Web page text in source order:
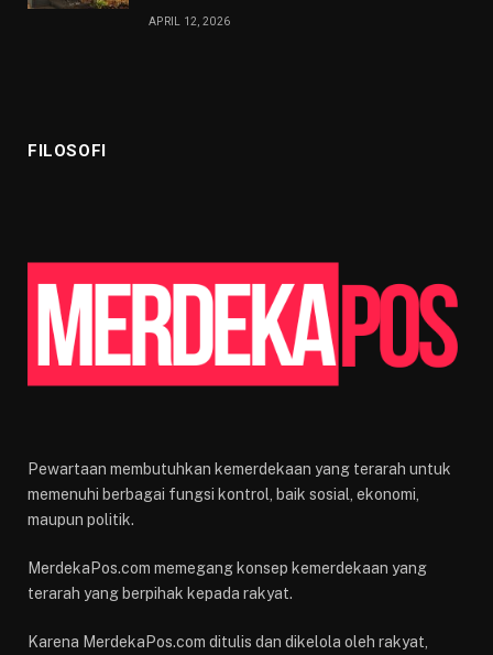
APRIL 12, 2026
FILOSOFI
Pewartaan membutuhkan kemerdekaan yang terarah untuk
memenuhi berbagai fungsi kontrol, baik sosial, ekonomi,
maupun politik.
MerdekaPos.com memegang konsep kemerdekaan yang
terarah yang berpihak kepada rakyat.
Karena MerdekaPos.com ditulis dan dikelola oleh rakyat,